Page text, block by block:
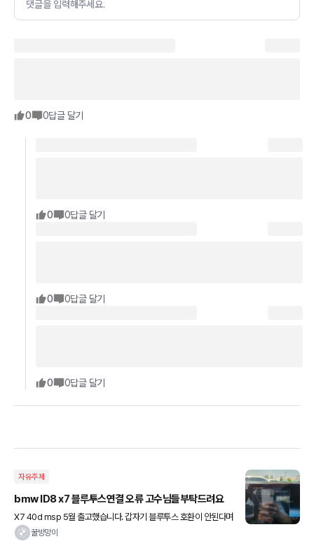
댓글을 입력해주세요.
0 0답글 달기
0 0답글 달기
0 0답글 달기
0 0답글 달기
자유주제
bmw ID8 x7 블루투스연결 오류 고수님들부탁드려요
X7 40d msp 5월 출고했습니다. 갑자기 블루투스 호환이 안된다며
연결이 되지 않습니다 ㅜㅜ 해결방법 아시는분 있으실까요
꿀방망이